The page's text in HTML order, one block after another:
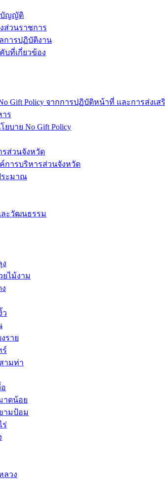
บัญญัติ
ส่วนราชการ
การปฏิบัติงาน
บที่เกี่ยวข้อง
Gift Policy จากการปฏิบัติหน้าที่ และการส่งเ
ร
บาย No Gift Policy
ส่วนจังหวัด
การบริหารส่วนจังหวัด
ระมาณ
ละวัฒนธรรม
ไม้งาม
ว
ราย
ร์
ามท่า
าดน้อย
ามป้อม
ร่
ลวง